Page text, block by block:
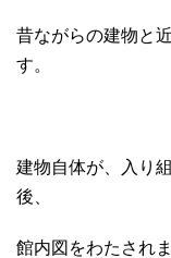
昔ながらの建物と
す。
建物自体が、入り
後、
館内図をわたされま